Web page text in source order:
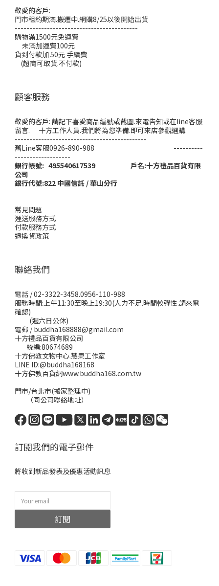
敬愛的客戶:
門市租約期滿.搬遷中.網購8/25以後開始出貨
------------------------------------------
購物滿1500元免運費
未滿加運費100元
貨到付款加 50元 手續費
(超商可取貨.不付款)
顧客服務
敬愛的客戶: 請記下喜愛商品編號或截圖.來電告知或在line客服
留言. 十方工作人員.我們將為您準備.即可來店參觀選購.
---------------------------------------------
舊Line客服0926-890-988 ----------
-------------------
銀行帳號: 495540617539 戶名:十方禮品百貨有限
公司
銀行代號:822 中國信託 / 華山分行
常見問題
運送服務方式
付款服務方式
退換貨政策
聯絡我們
電話 / 02-3322-3458.0956-110-988
服務時間:上午11:30至晚上19:30(人力不足.時間較彈性.請來電
確認)
(週六日公休)
電郵 / buddha168888@gmail.com
十方禮品百貨有限公司
統編:80674689
十方佛教文物中心.慧果工作室
LINE ID:@buddha168168
十方佛教百貨網www.buddha168.com.tw
門市/台北市(搬家整理中)
（同公司聯絡地址）
訂閱我們的電子郵件
將收到新品發表及優惠活動訊息
訂閱